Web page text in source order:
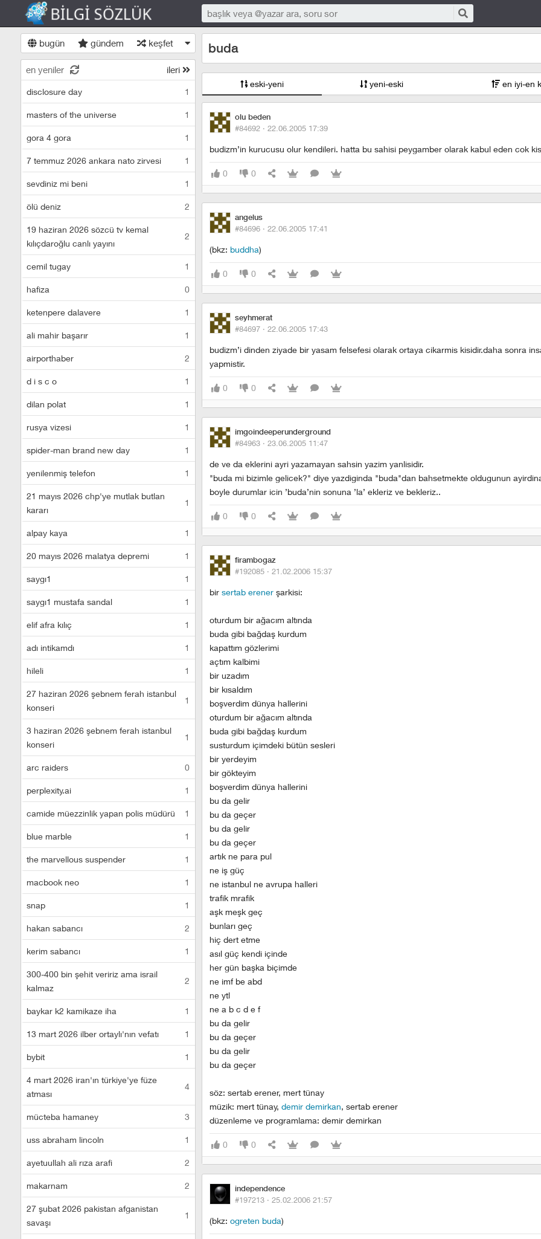
bugün gündem keşfet
en yeniler ileri
disclosure day 1
masters of the universe 1
gora 4 gora 1
7 temmuz 2026 ankara nato zirvesi 1
sevdiniz mi beni 1
ölü deniz 2
19 haziran 2026 sözcü tv kemal
kılıçdaroğlu canlı yayını
2
cemil tugay 1
hafiza 0
ketenpere dalavere 1
ali mahir başarır 1
airporthaber 2
d i s c o 1
dilan polat 1
rusya vizesi 1
spider-man brand new day 1
yenilenmiş telefon 1
21 mayıs 2026 chp'ye mutlak butlan
kararı
1
alpay kaya 1
20 mayıs 2026 malatya depremi 1
saygı1 1
saygı1 mustafa sandal 1
elif afra kılıç 1
adı intikamdı 1
hileli 1
27 haziran 2026 şebnem ferah istanbul
konseri
1
3 haziran 2026 şebnem ferah istanbul
konseri
1
arc raiders 0
perplexity.ai 1
camide müezzinlik yapan polis müdürü 1
blue marble 1
the marvellous suspender 1
macbook neo 1
snap 1
hakan sabancı 2
kerim sabancı 1
300-400 bin şehit veririz ama israil
kalmaz
2
baykar k2 kamikaze iha 1
13 mart 2026 ilber ortaylı'nın vefatı 1
bybit 1
4 mart 2026 iran'ın türkiye'ye füze
atması
4
mücteba hamaney 3
uss abraham lincoln 1
ayetuullah ali rıza arafi 2
makarnam 2
27 şubat 2026 pakistan afganistan
savaşı
1
buda
eski-yeni yeni-eski en iyi-en
olu beden
#84692 · 22.06.2005 17:39
budizm’in kurucusu olur kendileri. hatta bu sahisi peygamber olarak kabul eden cok
0 0
angelus
#84696 · 22.06.2005 17:41
(bkz: buddha)
0 0
seyhmerat
#84697 · 22.06.2005 17:43
budizm’i dinden ziyade bir yasam felsefesi olarak ortaya cikarmis kisidir.daha sonra
yapmistir.
0 0
imgoindeeperunderground
#84963 · 23.06.2005 11:47
de ve da eklerini ayri yazamayan sahsin yazim yanlisidir.
"buda mi bizimle gelicek?" diye yazdiginda "buda"dan bahsetmekte oldugunun
boyle durumlar icin ’buda’nin sonuna ’la’ ekleriz ve bekleriz..
0 0
firambogaz
#192085 · 21.02.2006 15:37
bir sertab erener şarkisi:
oturdum bir ağacım altında
buda gibi bağdaş kurdum
kapattım gözlerimi
açtım kalbimi
bir uzadım
bir kısaldım
boşverdim dünya hallerini
oturdum bir ağacım altında
buda gibi bağdaş kurdum
susturdum içimdeki bütün sesleri
bir yerdeyim
bir gökteyim
boşverdim dünya hallerini
bu da gelir
bu da geçer
bu da gelir
bu da geçer
artık ne para pul
ne iş güç
ne istanbul ne avrupa halleri
trafik mrafik
aşk meşk geç
bunları geç
hiç dert etme
asıl güç kendi içinde
her gün başka biçimde
ne imf be abd
ne ytl
ne a b c d e f
bu da gelir
bu da geçer
bu da gelir
bu da geçer
söz: sertab erener, mert tünay
müzik: mert tünay, demir demirkan, sertab erener
düzenleme ve programlama: demir demirkan
0 0
independence
#197213 · 25.02.2006 21:57
(bkz: ogreten buda)